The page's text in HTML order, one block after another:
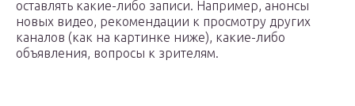
оставлять какие-либо записи. Например, анонсы
новых видео, рекомендации к просмотру других
каналов (как на картинке ниже), какие-либо
объявления, вопросы к зрителям.